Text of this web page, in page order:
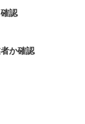
認
か確認